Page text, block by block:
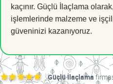
kaçınır. Güçlü İlaçlama
işlemlerinde malzeme ve
güveninizi kazanıyoruz.
Güçlü İlaçlama